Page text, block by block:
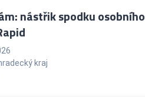
nástřik spodku
kraj